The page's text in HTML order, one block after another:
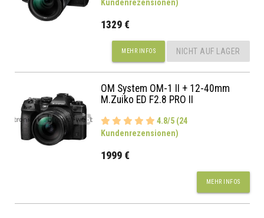
Kundenrezensionen)
1329 €
MEHR INFOS NICHT AUF LAGER
OM System OM-1 II + 12-40mm
M.Zuiko ED F2.8 PRO II
4.8/5 (24
Kundenrezensionen)
1999 €
MEHR INFOS